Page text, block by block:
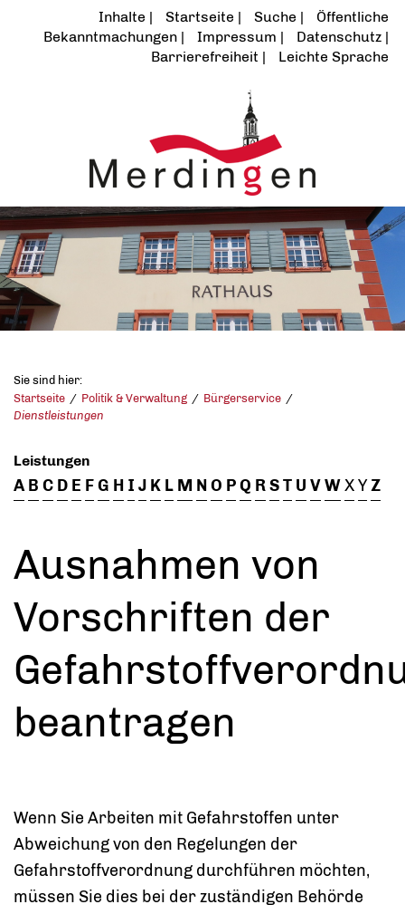
Inhalte Startseite Suche
Öffentliche
Bekanntmachungen
Impressum
Datenschutz
Barrierefreiheit
Leichte Sprache
Sie sind hier:
Startseite
Politik & Verwaltung
Bürgerservice
Dienstleistungen
Leistungen
A B C D E FG H I J K L M NO PQ RST U VWXYZ
Ausnahmen von
Vorschriften der
beantragen
Wenn Sie Arbeiten mit Gefahrstoffen unter
Abweichung von den Regelungen der
Gefahrstoffverordnung durchführen möchten,
müssen Sie dies bei der zuständigen Behörde